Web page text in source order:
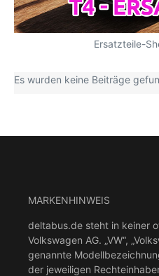
Ersatzteile-
Es wurden keine Beiträge
MARKENHINWEIS
deltabus.de steht in keiner
Volkswagen AG. „VW“,
genannte
der jeweiligen